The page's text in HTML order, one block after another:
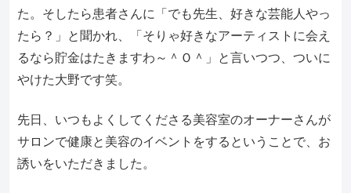
た。そしたら患者さんに「でも先生、好きな芸能人やっ
たら？」と聞かれ、「そりゃ好きなアーティストに会え
るなら貯金はたきますわ～＾Ｏ＾」と言いつつ、ついに
やけた大野です笑。
先日、いつもよくしてくださる美容室のオーナーさんが
サロンで健康と美容のイベントをするということで、お
誘いをいただきました。